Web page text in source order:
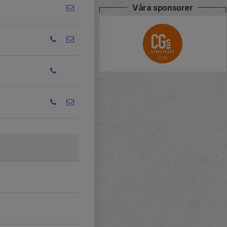
Våra sponsorer